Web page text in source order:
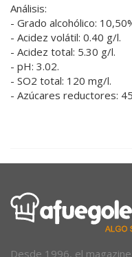
Análisis:
- Grado alcohólico:
- Acidez volátil: 0.40 g/l.
- Acidez total: 5.30 g/l.
- pH: 3.02.
- SO2 total: 120 mg/l.
- Azúcares reductores:
Desde 1996, el